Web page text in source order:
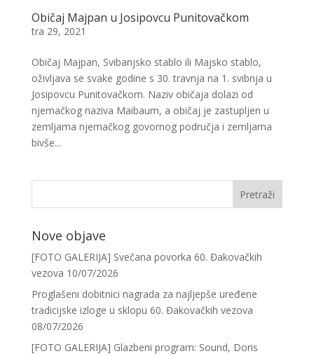
Običaj Majpan u Josipovcu Punitovačkom
tra 29, 2021
Običaj Majpan, Svibanjsko stablo ili Majsko stablo,
oživljava se svake godine s 30. travnja na 1. svibnja u
Josipovcu Punitovačkom. Naziv običaja dolazi od
njemačkog naziva Maibaum, a običaj je zastupljen u
zemljama njemačkog govornog područja i zemljama
bivše...
Nove objave
[FOTO GALERIJA] Svečana povorka 60. Đakovačkih
vezova 10/07/2026
Proglašeni dobitnici nagrada za najljepše uređene
tradicijske izloge u sklopu 60. Đakovačkih vezova
08/07/2026
[FOTO GALERIJA] Glazbeni program: Sound, Doris